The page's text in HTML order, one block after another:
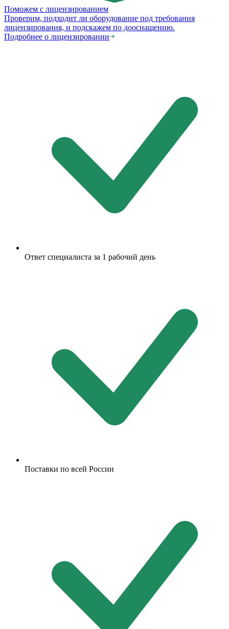
Поможем с лицензированием
Проверим, подходит ли оборудование под требования
лицензирования, и подскажем по дооснащению.
Подробнее о лицензировании
Ответ специалиста за 1 рабочий день
Поставки по всей России